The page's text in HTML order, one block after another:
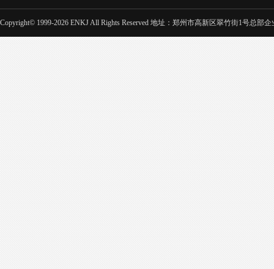
Copyright© 1999-2026 ENKJ All Rights Reserved 地址：郑州市高新区翠竹街1号